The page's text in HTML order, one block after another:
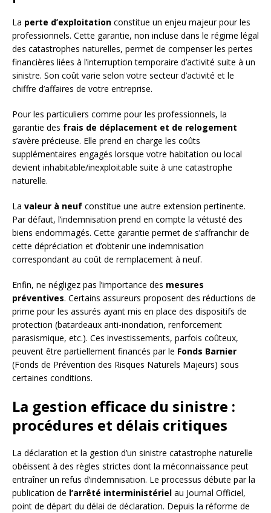
La perte d’exploitation constitue un enjeu majeur pour les
professionnels. Cette garantie, non incluse dans le régime légal
des catastrophes naturelles, permet de compenser les pertes
financières liées à l’interruption temporaire d’activité suite à un
sinistre. Son coût varie selon votre secteur d’activité et le
chiffre d’affaires de votre entreprise.
Pour les particuliers comme pour les professionnels, la
garantie des frais de déplacement et de relogement
s’avère précieuse. Elle prend en charge les coûts
supplémentaires engagés lorsque votre habitation ou local
devient inhabitable/inexploitable suite à une catastrophe
naturelle.
La valeur à neuf constitue une autre extension pertinente.
Par défaut, l’indemnisation prend en compte la vétusté des
biens endommagés. Cette garantie permet de s’affranchir de
cette dépréciation et d’obtenir une indemnisation
correspondant au coût de remplacement à neuf.
Enfin, ne négligez pas l’importance des mesures
préventives. Certains assureurs proposent des réductions de
prime pour les assurés ayant mis en place des dispositifs de
protection (batardeaux anti-inondation, renforcement
parasismique, etc.). Ces investissements, parfois coûteux,
peuvent être partiellement financés par le Fonds Barnier
(Fonds de Prévention des Risques Naturels Majeurs) sous
certaines conditions.
La gestion efficace du sinistre :
procédures et délais critiques
La déclaration et la gestion d’un sinistre catastrophe naturelle
obéissent à des règles strictes dont la méconnaissance peut
entraîner un refus d’indemnisation. Le processus débute par la
publication de l’arrêté interministériel au Journal Officiel,
point de départ du délai de déclaration. Depuis la réforme de